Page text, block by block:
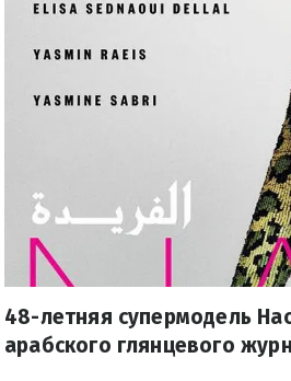
48-летняя супермодель
арабского глянцевого